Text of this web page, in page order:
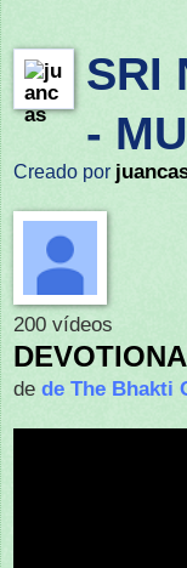
SRI
-
Creado por
200 vídeos
de de The Bhakti